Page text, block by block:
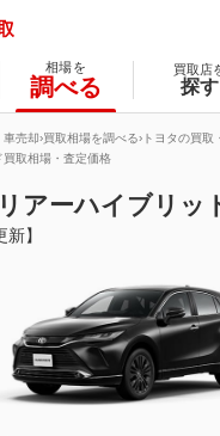
相場を
調べる
買取店
探す
車売却 買取相場を調べる
トヨタの買取
買取相場・査定価格
アーハイブリッ
】